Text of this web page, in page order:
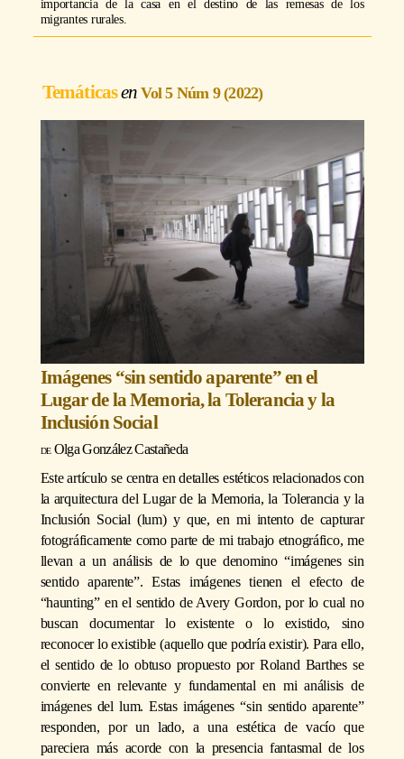
importancia de la casa en el destino de las remesas de los
migrantes rurales.
Temáticas Vol 5 Núm 9 (2022)
Imágenes “sin sentido aparente” en el
Lugar de la Memoria, la Tolerancia y la
Inclusión Social
Olga González Castañeda
Este artículo se centra en detalles estéticos relacionados con
la arquitectura del Lugar de la Memoria, la Tolerancia y la
Inclusión Social (lum) y que, en mi intento de capturar
fotográficamente como parte de mi trabajo etnográfico, me
llevan a un análisis de lo que denomino “imágenes sin
sentido aparente”. Estas imágenes tienen el efecto de
“haunting” en el sentido de Avery Gordon, por lo cual no
buscan documentar lo existente o lo existido, sino
reconocer lo existible (aquello que podría existir). Para ello,
el sentido de lo obtuso propuesto por Roland Barthes se
convierte en relevante y fundamental en mi análisis de
imágenes del lum. Estas imágenes “sin sentido aparente”
responden, por un lado, a una estética de vacío que
pareciera más acorde con la presencia fantasmal de los